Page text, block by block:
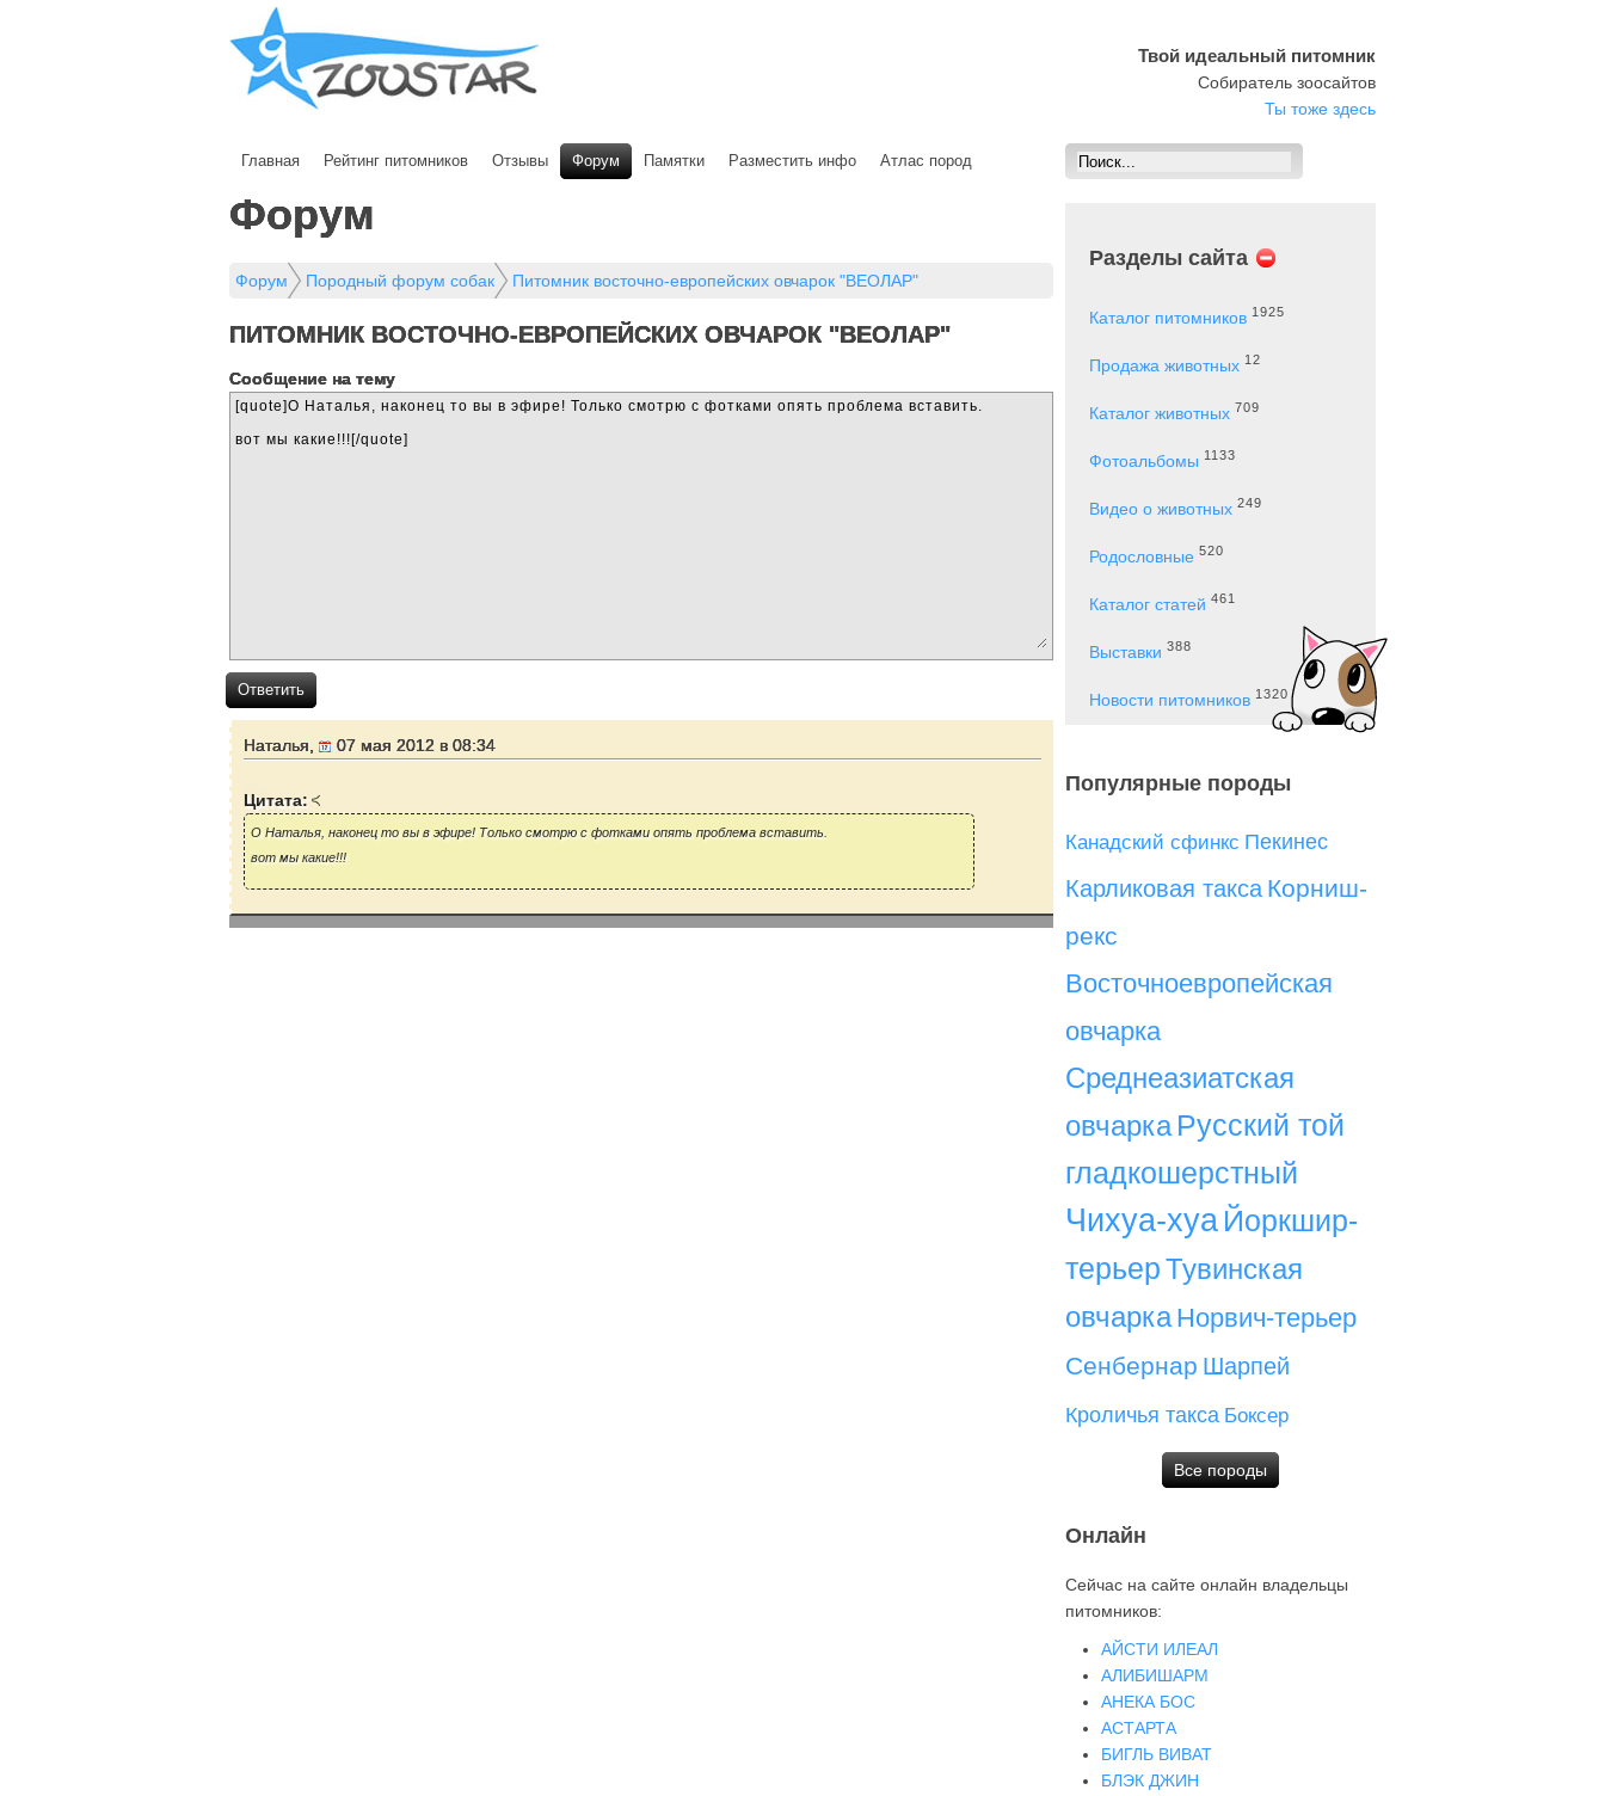
Твой идеальный питомник
Собиратель зоосайтов
Ты тоже здесь
Главная Рейтинг питомников Отзывы Форум Памятки Разместить инфо Атлас пород
Форум
Форум Породный форум собак Питомник восточно-европейских овчарок "ВЕОЛАР"
ПИТОМНИК ВОСТОЧНО-ЕВРОПЕЙСКИХ ОВЧАРОК "ВЕОЛАР"
Cообщение на тему
Ответить
Наталья, 07 мая 2012 в 08:34
Цитата:
О Наталья, наконец то вы в эфире! Только смотрю с фотками опять проблема вставить.
вот мы какие!!!
Разделы сайта
Каталог питомников 1925
Продажа животных 12
Каталог животных 709
Фотоальбомы 1133
Видео о животных 249
Родословные 520
Каталог статей 461
Выставки 388
Новости питомников 1320
Популярные породы
Канадский сфинкс Пекинес
Карликовая такса Корниш-
рекс
Восточноевропейская
овчарка
Среднеазиатская
овчарка Русский той
гладкошерстный
Чихуа-хуа Йоркшир-
терьерТувинская
овчарка Норвич-терьер
Сенбернар Шарпей
Кроличья такса Боксер
Все породы
Онлайн
Сейчас на сайте онлайн владельцы
питомников:
АЙСТИ ИЛЕАЛ
АЛИБИШАРМ
АНЕКА БОС
АСТАРТА
БИГЛЬ ВИВАТ
БЛЭК ДЖИН